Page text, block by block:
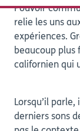
Pouvoir
relie les uns
expériences.
beaucoup plus
californien qui
Lorsqu’il
derniers sons